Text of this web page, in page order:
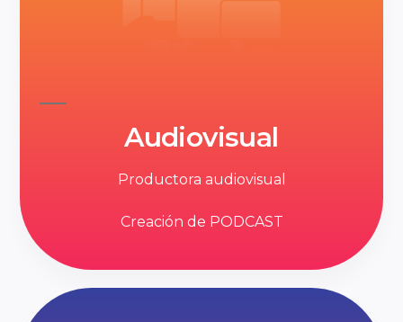
Audiovisual
Productora audiovisual
Creación de PODCAST